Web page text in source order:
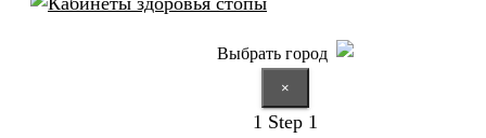
Выбрать город
×
1 Step 1